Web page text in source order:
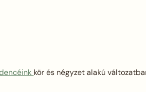
kör és négyzet alakú